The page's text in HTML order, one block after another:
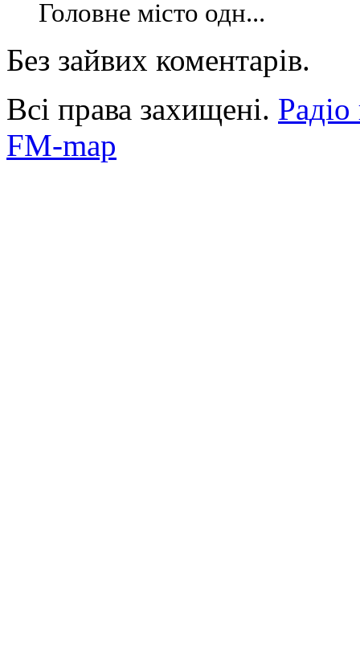
Головне місто одн...
Без зайвих коментарів.
Всі права захищені.
FM-map